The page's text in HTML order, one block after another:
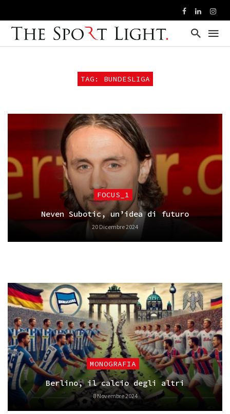
TAG: BUNDESLIGA
FOCUS_1
Neven Subotic, un’idea di futuro
20 Dicembre 2024
MONOGRAFIA
Berlino, il calcio degli altri
8 Novembre 2024